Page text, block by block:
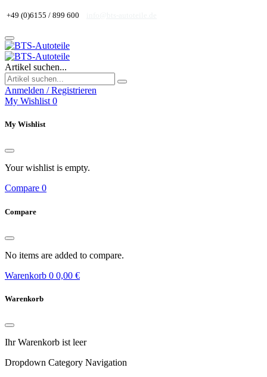
+49 (0)6155 / 899 600
Artikel suchen...
Anmelden / Registrieren
My Wishlist 0
My Wishlist
Your wishlist is empty.
Compare 0
Compare
No items are added to compare.
Warenkorb 0 0,00 €
Warenkorb
Ihr Warenkorb ist leer
Dropdown Category Navigation